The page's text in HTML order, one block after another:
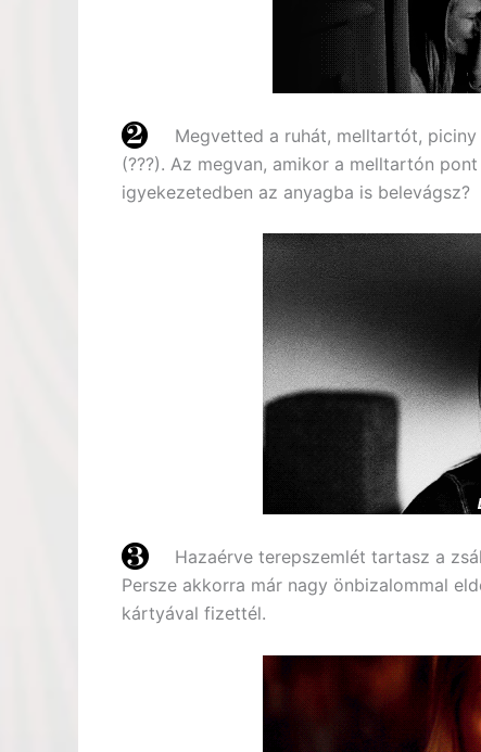
Megvetted a ruhát, melltartót,
(???). Az megvan, amikor a melltartón
igyekezetedben az anyagba is belevágsz?
Hazaérve terepszemlét tartasz a
Persze akkorra már nagy önbizalommal
kártyával fizettél.